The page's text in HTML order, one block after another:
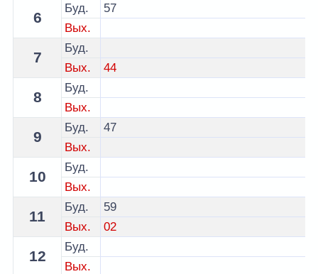
6
Буд.
57
Вых.
7
Буд.
Вых.
44
8
Буд.
Вых.
9
Буд.
47
Вых.
10
Буд.
Вых.
11
Буд.
59
Вых.
02
12
Буд.
Вых.